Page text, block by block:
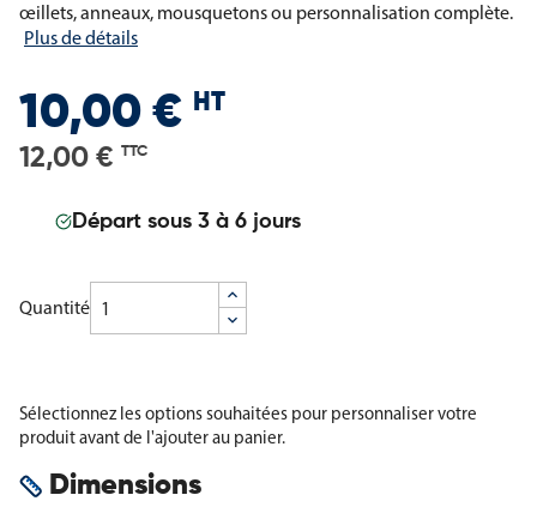
œillets, anneaux, mousquetons ou personnalisation complète.
Plus de détails
10,00 € HT
12,00 € TTC
Départ sous 3 à 6 jours
Quantité
Sélectionnez les options souhaitées pour personnaliser votre
produit avant de l'ajouter au panier.
Dimensions